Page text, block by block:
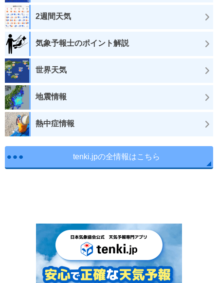
2週間天気
気象予報士のポイント解説
世界天気
地震情報
熱中症情報
tenki.jpの全情報はこちら